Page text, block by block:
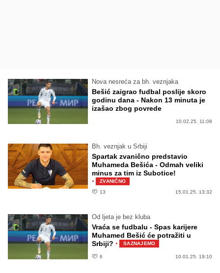
Nova nesreća za bh. veznjaka
Bešić zaigrao fudbal poslije skoro
godinu dana - Nakon 13 minuta je
izašao zbog povrede
10.02.25. 11:08
Bh. veznjak u Srbiji
Spartak zvanično predstavio
Muhameda Bešića - Odmah veliki
minus za tim iz Subotice!
·
ZVANIČNO
13
15.01.25. 13:32
Od ljeta je bez kluba
Vraća se fudbalu - Spas karijere
Muhamed Bešić će potražiti u
Srbiji? · SAZNAJEMO
6 10.01.25. 19:10